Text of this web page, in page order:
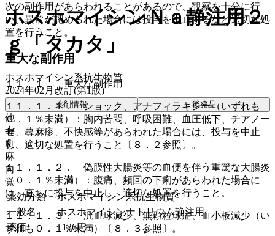
次の副作用があらわれることがあるので、観察を十分に行
い、異常が認められた場合には投与を中止するなど適切な処
置を行うこと。
重大な副作用
１１．１． 重大な副作用
１１．１．１． ショック、アナフィラキシー（いずれも
０．１％未満）：胸内苦悶、呼吸困難、血圧低下、チアノー
ゼ、蕁麻疹、不快感等があらわれた場合には、投与を中止
し、適切な処置を行うこと〔８．２参照〕。
１１．１．２． 偽膜性大腸炎等の血便を伴う重篤な大腸炎
（０．１％未満）：腹痛、頻回の下痢があらわれた場合に
は、直ちに投与を中止し、適切な処置を行うこと。
１１．１．３． 汎血球減少、無顆粒球症、血小板減少（い
ずれも０．１％未満）〔８．３参照〕。
ホスホマイシンＮａ静注用２
ｇ「タカタ」
ホスホマイシン系抗生物質
2024年02月改訂(第1版)
薬剤情報 後発品
他
毒
劇
麻
向
覚
薬効分類
ホスホマイシン系抗生物質
一般名
ホスホマイシンナトリウム静注用
薬価
1126円